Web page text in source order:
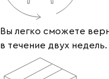
Вы легко сможете
в течение двух недель.